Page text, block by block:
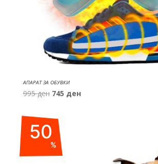
АПАРАТ ЗА ОБУВКИ
995ден Original
was:
995 ден.
745 денCurrent
50
%